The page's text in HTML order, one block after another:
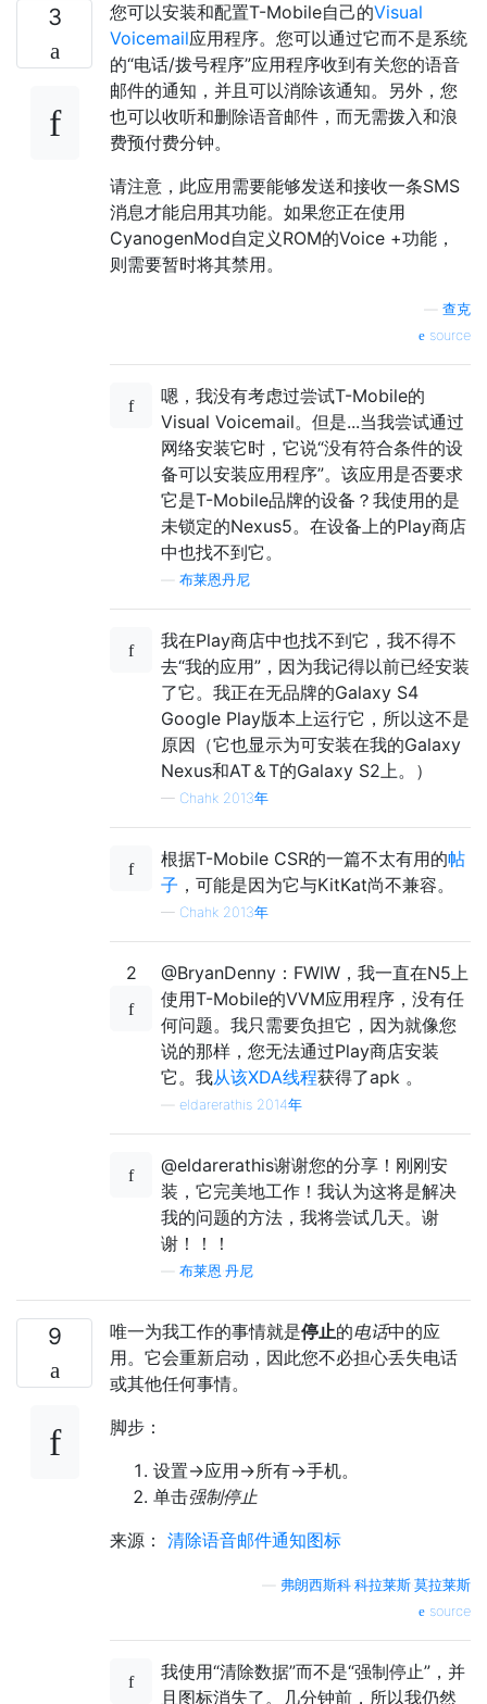
3 您可以安装和配置T-Mobile自己的Visual
Voicemail应用程序。您可以通过它而不是系统
的“电话/拨号程序”应用程序收到有关您的语音
邮件的通知，并且可以消除该通知。另外，您
也可以收听和删除语音邮件，而无需拨入和浪
费预付费分钟。
请注意，此应用需要能够发送和接收一条SMS
消息才能启用其功能。如果您正在使用
CyanogenMod自定义ROM的Voice +功能，
则需要暂时​​将其禁用。
查克
source
嗯，我没有考虑过尝试T-Mobile的
Visual Voicemail。但是...当我尝试通过
网络安装它时，它说“没有符合条件的设
备可以安装应用程序”。该应用是否要求
它是T-Mobile品牌的设备？我使用的是
未锁定的Nexus5。在设备上的Play商店
中也找不到它。
布莱恩丹尼
我在Play商店中也找不到它，我不得不
去“我的应用”，因为我记得以前已经安装
了它。我正在无品牌的Galaxy S4
Google Play版本上运行它，所以这不是
原因（它也显示为可安装在我的Galaxy
Nexus和AT＆T的Galaxy S2上。）
— Chahk 2013年
根据T-Mobile CSR的一篇不太有用的帖
子 ，可能是因为它与KitKat尚不兼容。
— Chahk 2013年
2
@BryanDenny：FWIW，我一直在N5上
使用T-Mobile的VVM应用程序，没有任
何问题。我只需要负担它，因为就像您
说的那样，您无法通过Play商店安装
它。我从该XDA线程获得了apk 。
eldarerathis 2014年
@eldarerathis谢谢您的分享！刚刚安
装，它完美地工作！我认为这将是解决
我的问题的方法，我将尝试几天。谢
谢！！！
布莱恩·丹尼
9 唯一为我工作的事情就是停止的电话中的应
用。它会重新启动，因此您不必担心丢失电话
或其他任何事情。
脚步：
设置->应用->所有->手机。
单击强制停止
来源： 清除语音邮件通知图标
弗朗西斯科·科拉莱斯·莫拉莱斯
source
我使用“清除数据”而不是“强制停止”，并
且图标消失了。几分钟前，所以我仍然